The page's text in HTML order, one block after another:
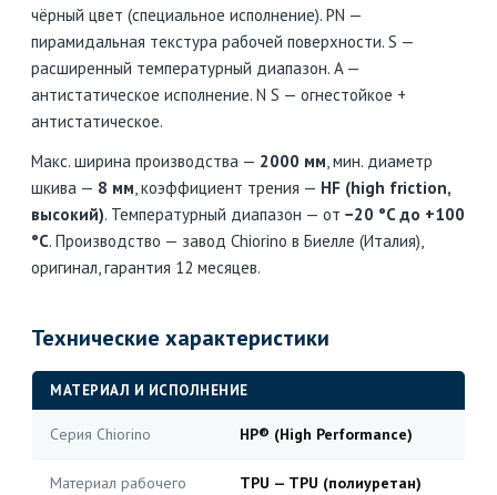
чёрный цвет (специальное исполнение). PN —
пирамидальная текстура рабочей поверхности. S —
расширенный температурный диапазон. A —
антистатическое исполнение. N S — огнестойкое +
антистатическое.
Макс. ширина производства — 2000 мм, мин. диаметр
шкива — 8 мм, коэффициент трения — HF (high friction,
высокий). Температурный диапазон — от −20 °C до +100
°C. Производство — завод Chiorino в Биелле (Италия),
оригинал, гарантия 12 месяцев.
Технические характеристики
МАТЕРИАЛ И ИСПОЛНЕНИЕ
Серия Chiorino HP® (High Performance)
Материал рабочего
TPU — TPU (полиуретан)